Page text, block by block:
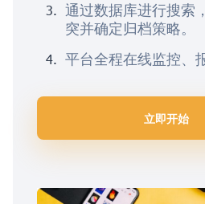
通过数据库进行搜索
突并确定归档策略。
平台全程在线监控、
立即开始